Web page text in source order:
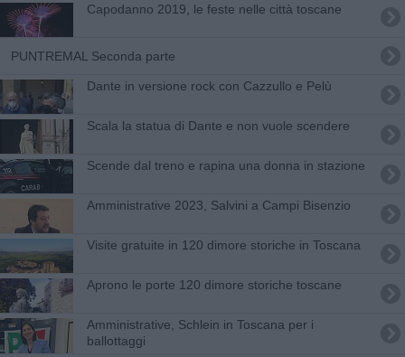
Capodanno 2019, le feste nelle città toscane
PUNTREMAL Seconda parte
Dante in versione rock con Cazzullo e Pelù
Scala la statua di Dante e non vuole scendere
Scende dal treno e rapina una donna in stazione
Amministrative 2023, Salvini a Campi Bisenzio
Visite gratuite in 120 dimore storiche in Toscana
Aprono le porte 120 dimore storiche toscane
Amministrative, Schlein in Toscana per i
ballottaggi